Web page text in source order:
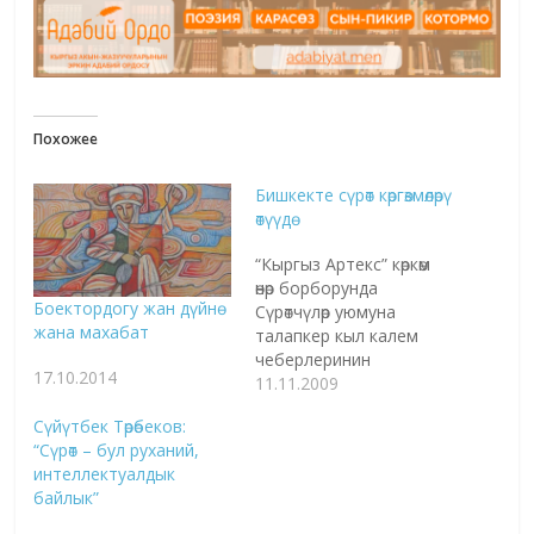
Похожее
Боектордогу жан дүйнө
жана махабат
17.10.2014
Бишкекте сүрөт көргөзмөлөрү
өтүүдө
“Кыргыз Артекс” көркөм
өнөр борборунда
Сүрөтчүлөр уюмуна
талапкер кыл калем
чеберлеринин
эмгектери
11.11.2009
Сүйүтбек Төрөбеков:
“Сүрөт – бул руханий,
интеллектуалдык
байлык”